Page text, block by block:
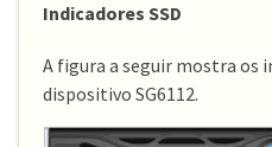
Indicadores SSD
A figura a seguir mostra os
dispositivo SG6112.